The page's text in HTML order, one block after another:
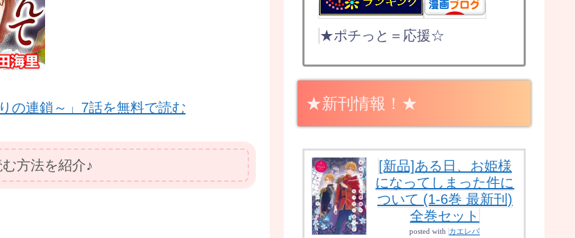
の連鎖～」7話を無料で読む
方法を紹介♪
★ポチっと＝応援☆
★新刊情報！★
[新品]ある日、お姫様
になってしまった件に
ついて (1-6巻 最新刊)
全巻セット
posted with カエレバ